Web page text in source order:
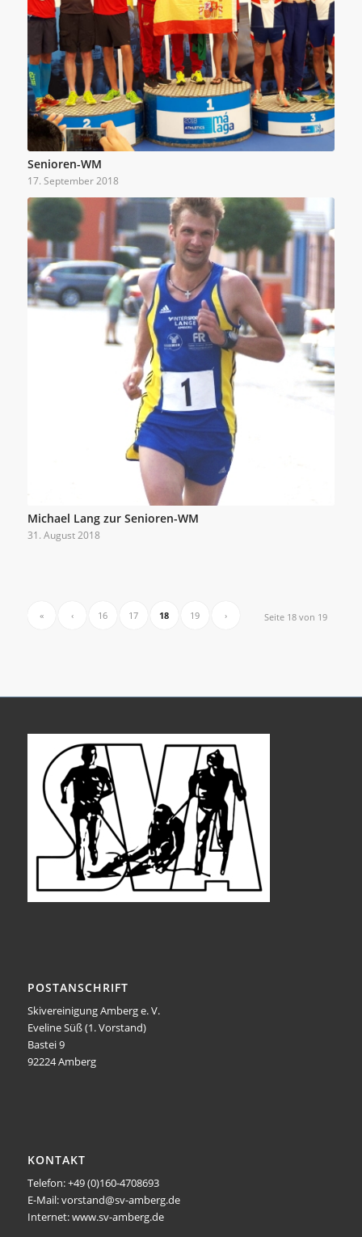
Senioren-WM
17. September 2018
Michael Lang zur Senioren-WM
31. August 2018
Seite 18 von 19
« ‹ 16 17 18 19 ›
POSTANSCHRIFT
Skivereinigung Amberg e. V.
Eveline Süß (1. Vorstand)
Bastei 9
92224 Amberg
KONTAKT
Telefon: +49 (0)160-4708693
E-Mail: vorstand@sv-amberg.de
Internet: www.sv-amberg.de